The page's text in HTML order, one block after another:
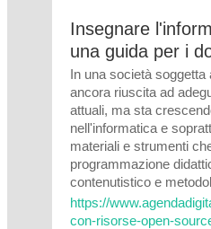
Insegnare
una guida per i
In una società
ancora riuscita ad
attuali, ma sta
nell'informatica e
materiali e strumenti
programmazione
contenutistico e
https://
con-risorse-open-